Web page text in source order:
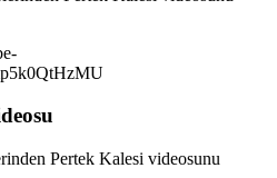
Pertek Kalesi videosunu